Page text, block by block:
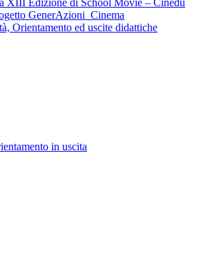
XIII Edizione di School Movie – Cinedù
GenerAzioni_Cinema
Orientamento ed uscite didattiche
in uscita